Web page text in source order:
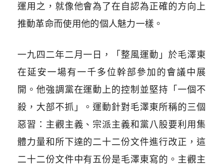
運用之，就像他會為了在自認為正確的方向上
推動革命而使用他的個人魅力一樣。
一九四二年二月一日，「整風運動」於毛澤東
在延安一場有一千多位幹部參加的會議中展
開。他強調黨在運動上的控制並堅持「一個不
殺，大部不抓」。運動針對毛澤東所稱的三個
惡習：主觀主義、宗派主義和黨八股要利用集
體力量和所下達的二十二份文件進行改正，這
二十二份文件中有五份是毛澤東寫的。主觀主